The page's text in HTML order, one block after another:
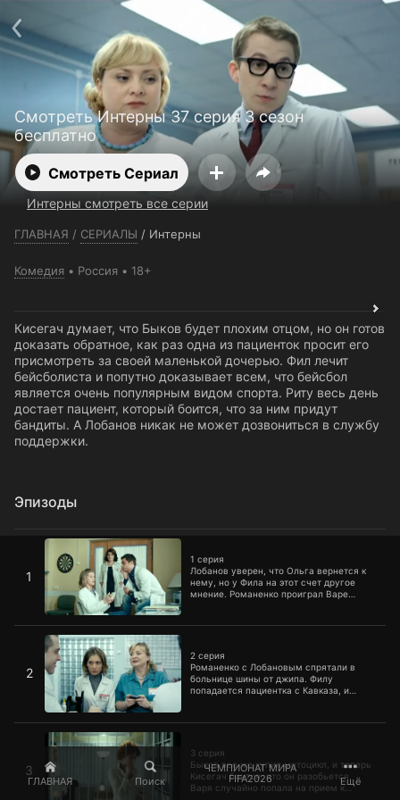
ГЛАВНАЯ Поиск
ЧЕМПИОНАТ МИРА
FIFA2026
Ещё
Смотреть Интерны 37 серия 3 сезон
бесплатно
Смотреть Сериал
Интерны смотреть все серии
ГЛАВНАЯ / СЕРИАЛЫ / Интерны
Комедия Россия 18+
Кисегач думает, что Быков будет плохим отцом, но он готов
доказать обратное, как раз одна из пациенток просит его
присмотреть за своей маленькой дочерью. Фил лечит
бейсболиста и попутно доказывает всем, что бейсбол
является очень популярным видом спорта. Риту весь день
достает пациент, который боится, что за ним придут
бандиты. А Лобанов никак не может дозвониться в службу
поддержки.
Эпизоды
1
1 серия
Лобанов уверен, что Ольга вернется к
нему, но у Фила на этот счет другое
мнение. Романенко проиграл Варе
Кисегач приготовила Быкову сюрприз.
Андрей Евгеньевич, а знакомство с ее
мамой.
1 серия
2
2 серия
Романенко с Лобановым спрятали в
больнице шины от джипа. Филу
попадается пациентка с Кавказа, и
познакомить Быкова со своей мамой и
подарить ему мотоцикл. Быков ходит
как шелковый, но Кисегач обещание
выполнять не хочет.
2 серия
3
3 серия
Быков все же купил мотоцикл, и теперь
Кисегач боится, что он разобьется.
Варя случайно попала на прием к
3 серия
+7 (727) 323 10 92
Пользовательское соглашение
Политика конфиденциальности
Открыть приложение
Ввести промокод